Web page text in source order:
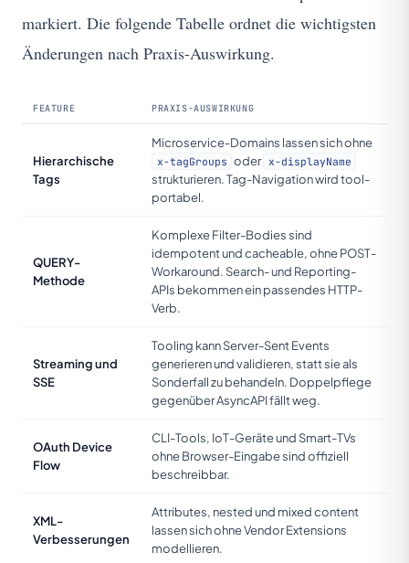
markiert. Die folgende Tabelle ordnet die wichtigsten
Änderungen nach Praxis-Auswirkung.
FEATURE PRAXIS-AUSWIRKUNG
Hierarchische
Tags
Microservice-Domains lassen sich ohne
x-tagGroups oder x-displayName
strukturieren. Tag-Navigation wird tool-
portabel.
QUERY-
Methode
Komplexe Filter-Bodies sind
idempotent und cacheable, ohne POST-
Workaround. Search- und Reporting-
APIs bekommen ein passendes HTTP-
Verb.
Streaming und
SSE
Tooling kann Server-Sent Events
generieren und validieren, statt sie als
Sonderfall zu behandeln. Doppelpflege
gegenüber AsyncAPI fällt weg.
OAuth Device
Flow
CLI-Tools, IoT-Geräte und Smart-TVs
ohne Browser-Eingabe sind offiziell
beschreibbar.
XML-
Verbesserungen
Attributes, nested und mixed content
lassen sich ohne Vendor Extensions
modellieren.